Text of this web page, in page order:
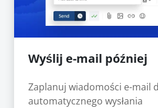
Wyślij e-mail później
Zaplanuj wiadomości e-mail
automatycznego wysłania